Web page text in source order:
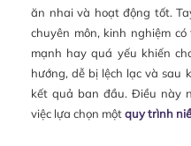
ăn nhai và hoạt động tốt.
chuyên môn, kinh nghiệm
mạnh hay quá yếu khiến
hướng, dễ bị lệch lạc và sau
kết quả ban đầu. Điều này
việc lựa chọn mộtquy trình